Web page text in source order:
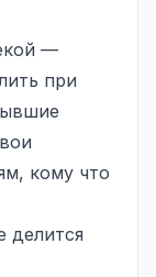
—
при
кому что
делится